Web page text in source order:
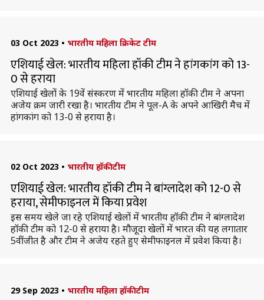
03 Oct 2023 • भारतीय महिला क्रिकेट टीम
एशियाई खेल: भारतीय महिला हॉकी टीम ने हांगकांग को 13-
0 से हराया
एशियाई खेलों के 19वें संस्करण में भारतीय महिला हॉकी टीम ने अपना
अजेय क्रम जारी रखा है। भारतीय टीम ने पूल-A के अपने आखिरी मैच में
हांगकांग को 13-0 से हराया है।
02 Oct 2023 • भारतीय हॉकी टीम
एशियाई खेल: भारतीय हॉकी टीम ने बांग्लादेश को 12-0 से
हराया, सेमीफाइनल में किया प्रवेश
इस समय खेले जा रहे एशियाई खेलों में भारतीय हॉकी टीम ने बांग्लादेश
हॉकी टीम को 12-0 से हराया है। मौजूदा खेलों में भारत की यह लगातार
5वीं जीत है और टीम ने अजेय रहते हुए सेमीफाइनल में प्रवेश किया है।
29 Sep 2023 • भारतीय महिला हॉकी टीम